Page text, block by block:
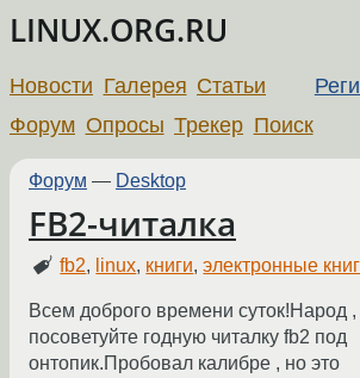
LINUX.ORG.RU
Новости Галерея Статьи
Форум Опросы Трекер Поиск
Форум — Desktop
FB2-читалка
fb2, linux, книги,электронные
Всем доброго времени суток!Народ ,
посоветуйте годную читалку fb2 под
онтопик.Пробовал калибре , но это